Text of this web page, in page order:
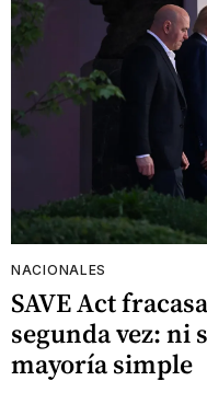
NACIONALES
SAVE Act
segunda vez: ni
mayoría simple